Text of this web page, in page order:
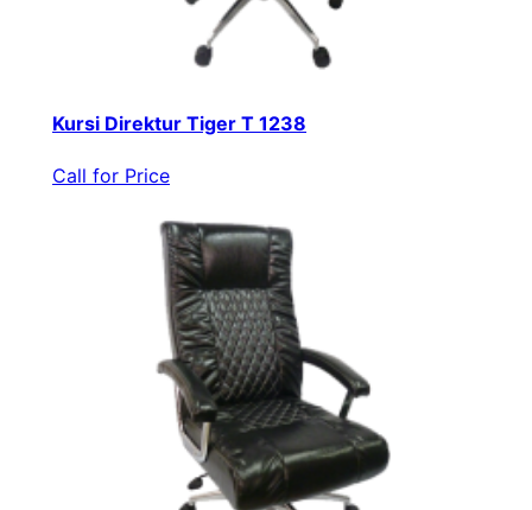
Kursi Direktur Tiger T 1238
Call for Price